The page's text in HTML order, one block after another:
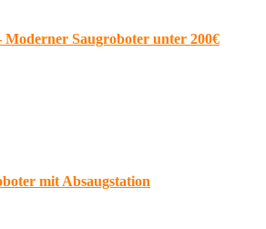
Saugroboter unter 200€
mit Absaugstation